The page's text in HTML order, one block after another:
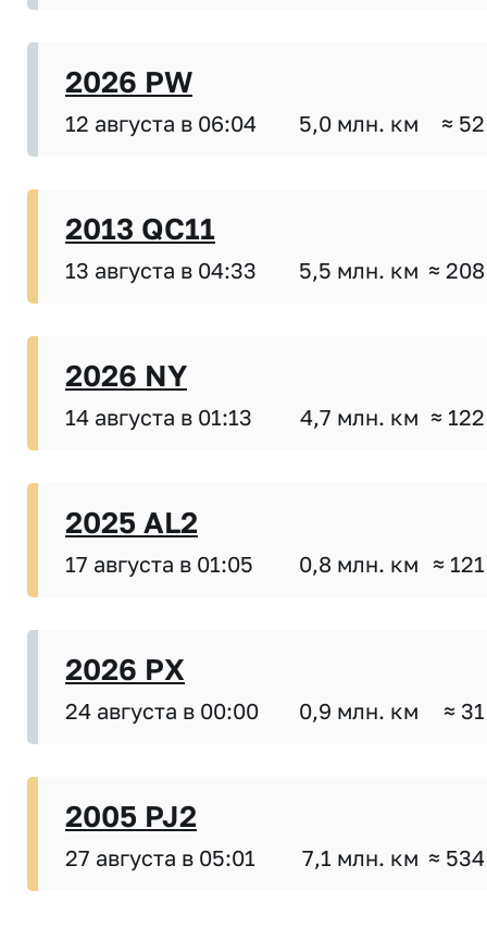
2026 PW
12 августа в 06:04 5,0 млн. км ≈
2013 QC11
13 августа в 04:33 5,5 млн. км ≈
2026 NY
14 августа в 01:13 4,7 млн. км ≈
2025 AL2
17 августа в 01:05 0,8 млн. км ≈
2026 PX
24 августа в 00:00 0,9 млн. км ≈
2005 PJ2
27 августа в 05:01 7,1 млн. км ≈